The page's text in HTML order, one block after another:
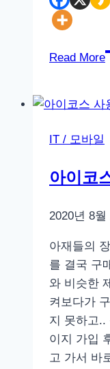
Read More
펴
IT / 모바일
아이코
2020년 8월
아재들의
를 결국 구
와 비슷한
켜보다가
지 못하고..
이지 가입
고 가서 바